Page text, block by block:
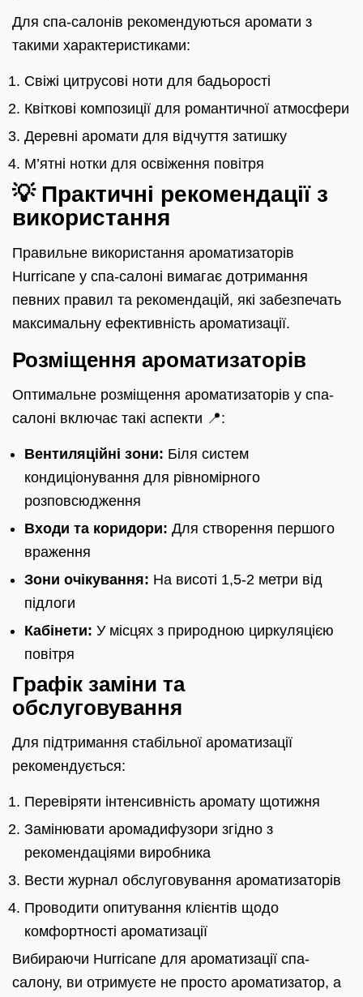
Для спа-салонів рекомендуються аромати з
такими характеристиками:
Свіжі цитрусові ноти для бадьорості
Квіткові композиції для романтичної атмосфери
Деревні аромати для відчуття затишку
М’ятні нотки для освіження повітря
💡 Практичні рекомендації з
використання
Правильне використання ароматизаторів
Hurricane у спа-салоні вимагає дотримання
певних правил та рекомендацій, які забезпечать
максимальну ефективність ароматизації.
Розміщення ароматизаторів
Оптимальне розміщення ароматизаторів у спа-
салоні включає такі аспекти 📍:
Вентиляційні зони: Біля систем
кондиціонування для рівномірного
розповсюдження
Входи та коридори: Для створення першого
враження
Зони очікування: На висоті 1,5-2 метри від
підлоги
Кабінети: У місцях з природною циркуляцією
повітря
Графік заміни та
обслуговування
Для підтримання стабільної ароматизації
рекомендується:
Перевіряти інтенсивність аромату щотижня
Замінювати аромадифузори згідно з
рекомендаціями виробника
Вести журнал обслуговування ароматизаторів
Проводити опитування клієнтів щодо
комфортності ароматизації
Вибираючи Hurricane для ароматизації спа-
салону, ви отримуєте не просто ароматизатор, а